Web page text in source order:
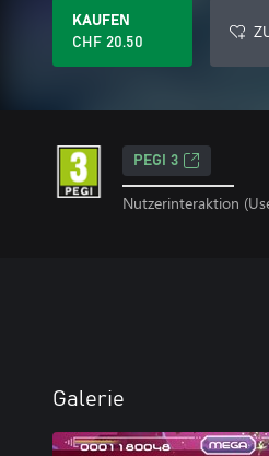
KAUFEN
CHF 20.50
PEGI 3
Nutzerinteraktion
Galerie